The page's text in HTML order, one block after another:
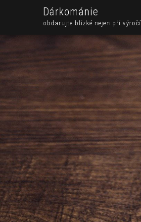
Dárkománie
obdarujte blízké nejen pří výročí